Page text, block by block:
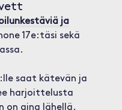
ja
17e:täsi sekä
saat kätevän ja
harjoittelusta
on aina lähellä.